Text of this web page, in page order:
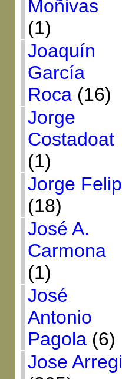
Moñivas
(1)
Joaquín
García
Roca(16)
Jorge
Costadoat
(1)
Jorge Felip
(18)
José A.
Carmona
(1)
José
Antonio
Pagola(6)
Jose Arregi